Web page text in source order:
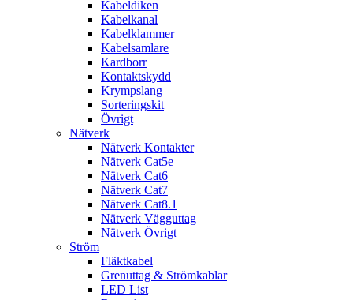
Kabeldiken
Kabelkanal
Kabelklammer
Kabelsamlare
Kardborr
Kontaktskydd
Krympslang
Sorteringskit
Övrigt
Nätverk
Nätverk Kontakter
Nätverk Cat5e
Nätverk Cat6
Nätverk Cat7
Nätverk Cat8.1
Nätverk Vägguttag
Nätverk Övrigt
Ström
Fläktkabel
Grenuttag & Strömkablar
LED List